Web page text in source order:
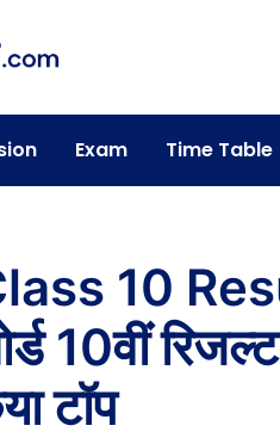
Exam Time Table
10
10वीं
टॉप